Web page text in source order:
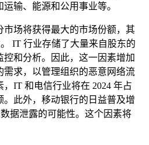
输、能源和公用事业等。
市场将获得最大的市场份额，其
IT 行业存储了大量来自股东的
和分析。因此，这一因素增加
需求，以管理组织的恶意网络流
IT 和电信行业将在 2024 年占
此外，移动银行的日益普及增
据泄露的可能性。这个因素将